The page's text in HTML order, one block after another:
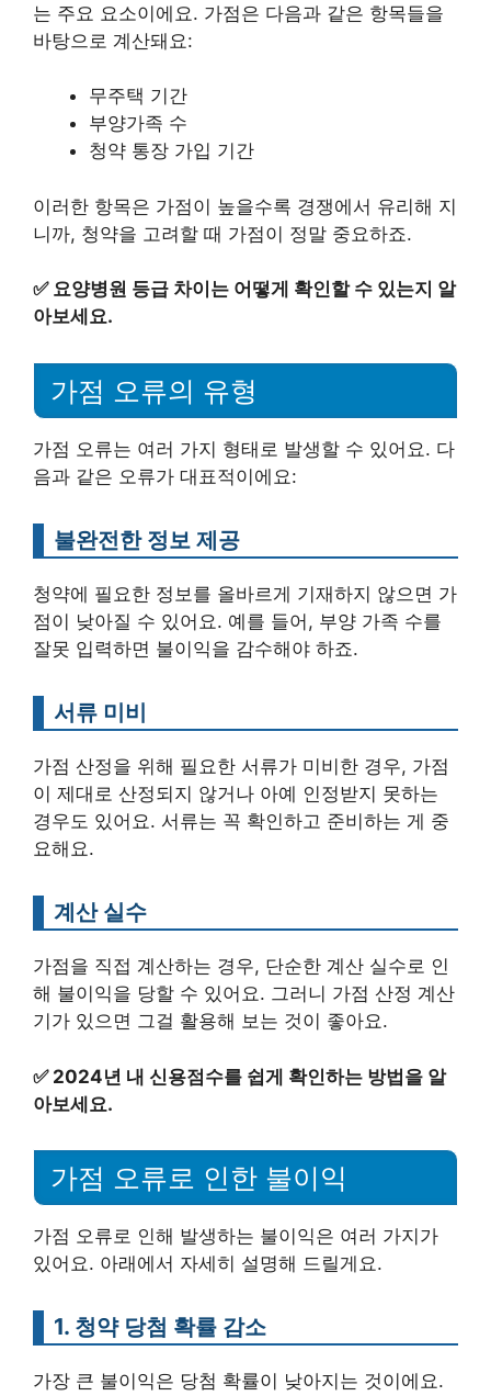
는 주요 요소이에요. 가점은 다음과 같은 항목들을
바탕으로 계산돼요:
무주택 기간
부양가족 수
청약 통장 가입 기간
이러한 항목은 가점이 높을수록 경쟁에서 유리해 지
니까, 청약을 고려할 때 가점이 정말 중요하죠.
✅ 요양병원 등급 차이는 어떻게 확인할 수 있는지 알
아보세요.
가점 오류의 유형
가점 오류는 여러 가지 형태로 발생할 수 있어요. 다
음과 같은 오류가 대표적이에요:
불완전한 정보 제공
청약에 필요한 정보를 올바르게 기재하지 않으면 가
점이 낮아질 수 있어요. 예를 들어, 부양 가족 수를
잘못 입력하면 불이익을 감수해야 하죠.
서류 미비
가점 산정을 위해 필요한 서류가 미비한 경우, 가점
이 제대로 산정되지 않거나 아예 인정받지 못하는
경우도 있어요. 서류는 꼭 확인하고 준비하는 게 중
요해요.
계산 실수
가점을 직접 계산하는 경우, 단순한 계산 실수로 인
해 불이익을 당할 수 있어요. 그러니 가점 산정 계산
기가 있으면 그걸 활용해 보는 것이 좋아요.
✅ 2024년 내 신용점수를 쉽게 확인하는 방법을 알
아보세요.
가점 오류로 인한 불이익
가점 오류로 인해 발생하는 불이익은 여러 가지가
있어요. 아래에서 자세히 설명해 드릴게요.
1. 청약 당첨 확률 감소
가장 큰 불이익은 당첨 확률이 낮아지는 것이에요.